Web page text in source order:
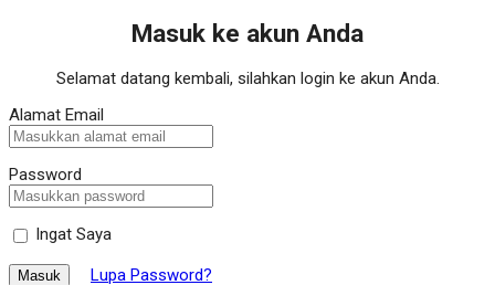
Masuk ke akun Anda
Selamat datang kembali, silahkan login ke akun Anda.
Alamat Email
Password
Ingat Saya
Masuk Lupa Password?